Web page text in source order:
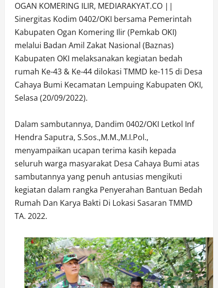
OGAN KOMERING ILIR, MEDIARAKYAT.CO ||
Sinergitas Kodim 0402/OKI bersama Pemerintah
Kabupaten Ogan Komering Ilir (Pemkab OKI)
melalui Badan Amil Zakat Nasional (Baznas)
Kabupaten OKI melaksanakan kegiatan bedah
rumah Ke-43 & Ke-44 dilokasi TMMD ke-115 di Desa
Cahaya Bumi Kecamatan Lempuing Kabupaten OKI,
Selasa (20/09/2022).
Dalam sambutannya, Dandim 0402/OKI Letkol Inf
Hendra Saputra, S.Sos.,M.M.,M.I.Pol.,
menyampaikan ucapan terima kasih kepada
seluruh warga masyarakat Desa Cahaya Bumi atas
sambutannya yang penuh antusias mengikuti
kegiatan dalam rangka Penyerahan Bantuan Bedah
Rumah Dan Karya Bakti Di Lokasi Sasaran TMMD
TA. 2022.